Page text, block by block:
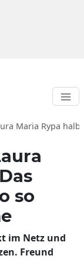
Maria Rypa
so
im Netz und
Freund